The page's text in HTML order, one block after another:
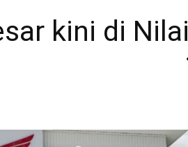
kini di Nilai